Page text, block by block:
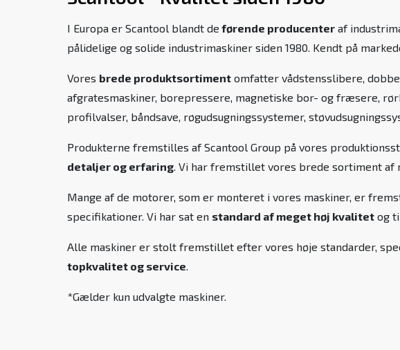
I Europa er Scantool blandt de førende producenter af
pålidelige og solide industrimaskiner siden 1980. Kendt på
Vores brede produktsortiment omfatter vådstensslibere,
afgratesmaskiner, borepressere, magnetiske bor- og fræsere,
profilvalser, båndsave, røgudsugningssystemer,
Produkterne fremstilles af Scantool Group på vores
detaljer og erfaring. Vi har fremstillet vores brede sortiment af
Mange af de motorer, som er monteret i vores maskiner, er
specifikationer. Vi har sat en standard af meget høj kvalitet og
Alle maskiner er stolt fremstillet efter vores høje standarder,
topkvalitet og service.
*Gælder kun udvalgte maskiner.